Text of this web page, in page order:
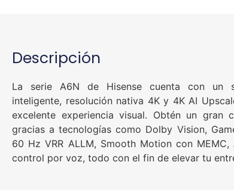
Descripción
La serie A6N de Hisense cuenta con un
inteligente, resolución nativa 4K y 4K AI
excelente experiencia visual. Obtén un gran
gracias a tecnologías como Dolby Vision,
60 Hz VRR ALLM, Smooth Motion con
control por voz, todo con el fin de elevar tu